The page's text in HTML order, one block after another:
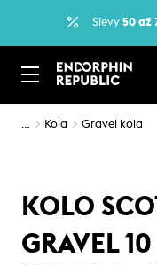
Slevy 50 až
… Kola Gravel kola
KOLO
GRAVEL 10